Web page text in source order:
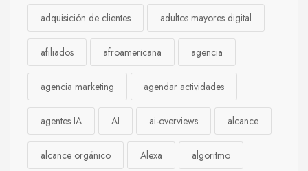
adquisición de clientes adultos mayores digital
afiliados afroamericana agencia
agencia marketing agendar actividades
agentes IA AI ai-overviews alcance
alcance orgánico Alexa algoritmo